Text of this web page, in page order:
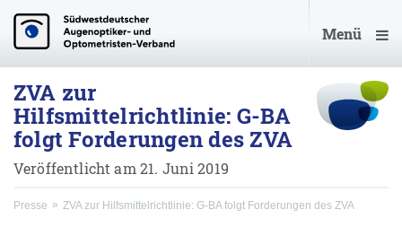
Menü
ZVA zur
Hilfsmittelrichtlinie: G-BA
folgt Forderungen des ZVA
Veröffentlicht am 21. Juni 2019
Presse ZVA zur Hilfsmittelrichtlinie: G-BA folgt Forderungen des ZVA